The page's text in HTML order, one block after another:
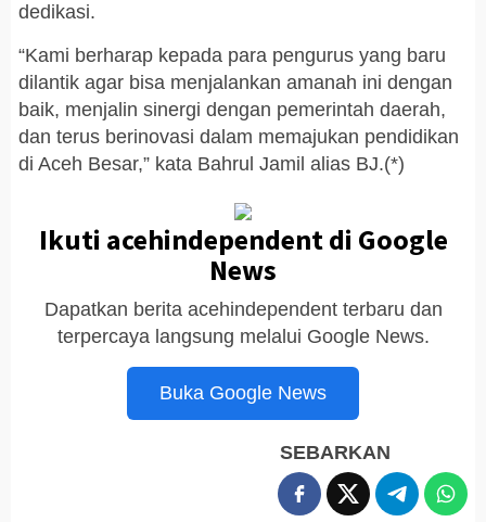
dedikasi.
“Kami berharap kepada para pengurus yang baru
dilantik agar bisa menjalankan amanah ini dengan
baik, menjalin sinergi dengan pemerintah daerah,
dan terus berinovasi dalam memajukan pendidikan
di Aceh Besar,” kata Bahrul Jamil alias BJ.(*)
Ikuti acehindependent di Google
News
Dapatkan berita acehindependent terbaru dan
terpercaya langsung melalui Google News.
Buka Google News
SEBARKAN